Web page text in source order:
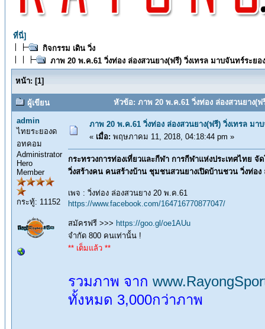
ที่นี่]
กิจกรรม เดิน วิ่ง
ภาพ 20 พ.ค.61 วิ่งท่อง ล่องสวนยาง(ฟรี) วิ่งเทรล มาบจันทร์ระย
หน้า: [1]
ผู้เขียน หัวข้อ: ภาพ 20 พ.ค.61 วิ่งท่อง ล่องสวนยาง(
admin
ไทยระยองด
อทคอม
Administrator
Hero
Member
กระทู้: 11152
ภาพ 20 พ.ค.61 วิ่งท่อง ล่องสวนยาง(ฟรี) วิ่งเทรล มา
« เมื่อ: พฤษภาคม 11, 2018, 04:18:44 pm »
กระทรวงการท่องเที่ยวและกีฬา การกีฬาแห่งประเทศไทย จั
วิ่งสร้างคน คนสร้างบ้าน ชุมชนสวนยางเปิดบ้านชวน วิ่งท่อง
เพจ : วิ่งท่อง ล่องสวนยาง 20 พ.ค.61
https://www.facebook.com/164716770877047/
สมัครฟรี >>> https://goo.gl/oe1AUu
จำกัด 800 คนเท่านั้น !
** เต็มแล้ว **
รวมภาพ จาก
ทั้งหมด 3,000กว่าภาพ